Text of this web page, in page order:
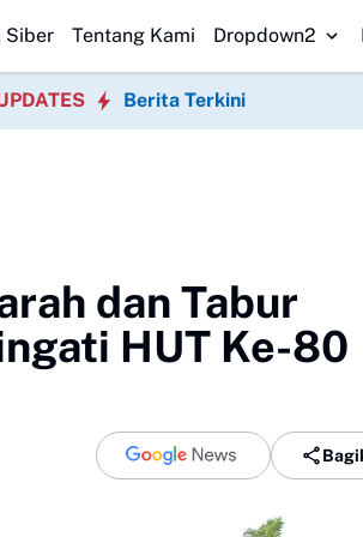
Evakuasi 2 Jenazah SPPG
Siber Tentang Kami Dropdown2
Berita Terkini
dan Tabur
HUT Ke-80